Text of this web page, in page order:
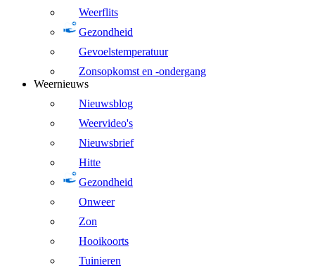
Weerflits
Gezondheid
Gevoelstemperatuur
Zonsopkomst en -ondergang
Weernieuws
Nieuwsblog
Weervideo's
Nieuwsbrief
Hitte
Gezondheid
Onweer
Zon
Hooikoorts
Tuinieren